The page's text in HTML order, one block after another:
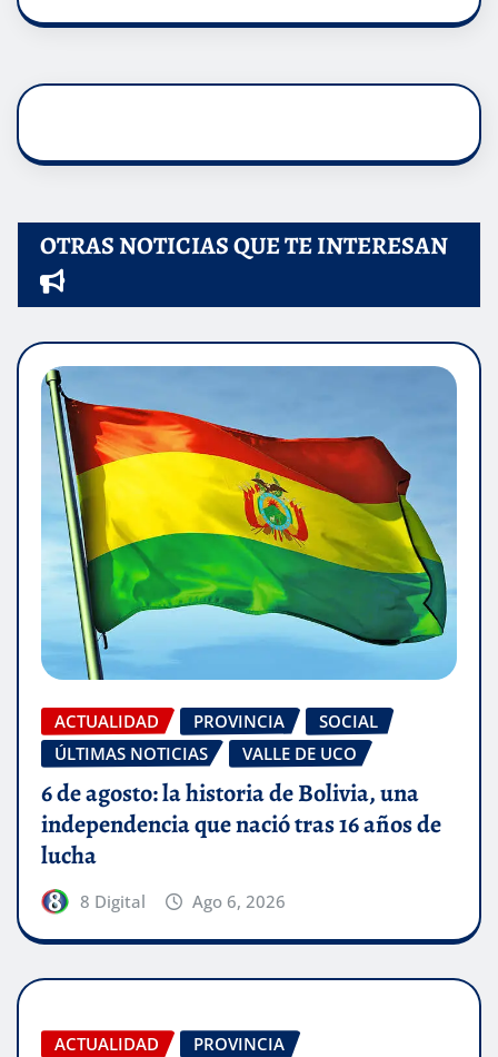
OTRAS NOTICIAS QUE TE INTERESAN
ACTUALIDAD PROVINCIA
SOCIAL
ÚLTIMAS NOTICIAS
VALLE DE UCO
6 de agosto: la historia de Bolivia, una
independencia que nació tras 16 años de
lucha
8 Digital Ago 6, 2026
ACTUALIDAD
PROVINCIA